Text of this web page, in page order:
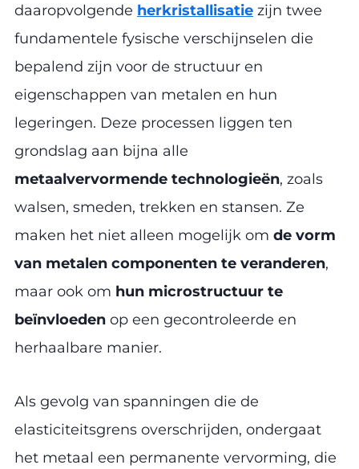
daaropvolgende herkristallisatie zijn twee
fundamentele fysische verschijnselen die
bepalend zijn voor de structuur en
eigenschappen van metalen en hun
legeringen. Deze processen liggen ten
grondslag aan bijna alle
metaalvervormende technologieën, zoals
walsen, smeden, trekken en stansen. Ze
maken het niet alleen mogelijk om de vorm
van metalen componenten te veranderen,
maar ook om hun microstructuur te
beïnvloeden op een gecontroleerde en
herhaalbare manier.
Als gevolg van spanningen die de
elasticiteitsgrens overschrijden, ondergaat
het metaal een permanente vervorming, die